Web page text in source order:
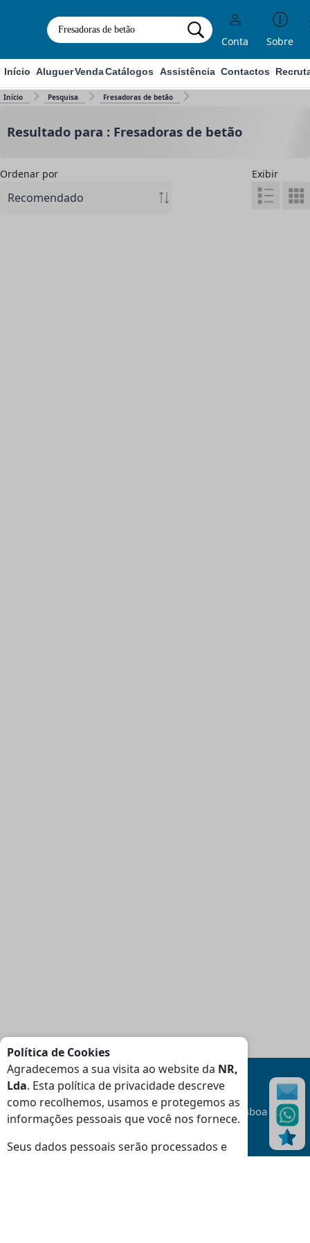
Conta Sobre
Início AluguerVendaCatálogos Assistência Contactos
Início Pesquisa Fresadoras de betão
Resultado para : Fresadoras de betão
Ordenar por Exibir
Política de Cookies
Agradecemos a sua visita ao website da NR,
Lda. Esta política de privacidade descreve
como recolhemos, usamos e protegemos as
informações pessoais que você nos fornece.
Seus dados pessoais serão processados e
TransporteGratuitona área da Grande Lisboa
(Consulte Condições )